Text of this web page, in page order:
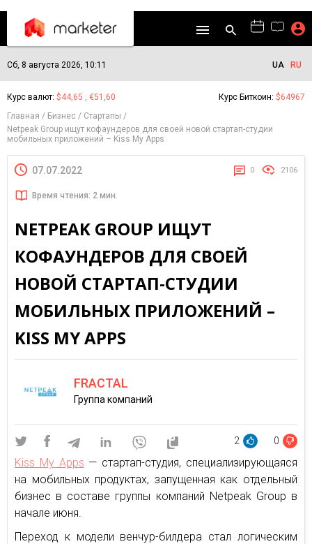
Сб, 8 августа 2026, 10:11 UA RU
Курс валют: $44,65 , €51,60 Курс Биткоин: $64967
Главная
Бизнес
Стартапы
Netpeak Group ищут кофаундеров для своей новой стартап-студии
мобильных приложений – Kiss My Apps
07.07.2022 0 2106
Время чтения: 2 мин.
NETPEAK GROUP ИЩУТ
КОФАУНДЕРОВ ДЛЯ СВОЕЙ
НОВОЙ СТАРТАП-СТУДИИ
МОБИЛЬНЫХ ПРИЛОЖЕНИЙ –
KISS MY APPS
FRACTAL
Группа компаний
2 0
Kiss My Apps — стартап-студия, специализирующаяся
на мобильных продуктах, запущенная как отдельный
бизнес в составе группы компаний Netpeak Group в
начале июня.
Переход к модели венчур-билдера стал логическим